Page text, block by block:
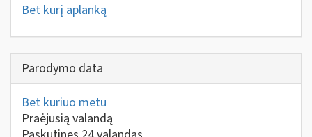
Bet kurį aplanką
Parodymo data
Bet kuriuo metu
Praėjusią valandą